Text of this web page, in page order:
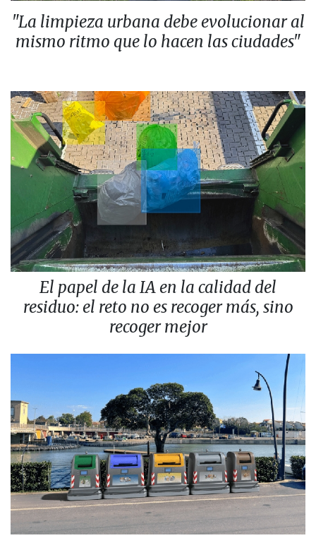
"La limpieza urbana debe evolucionar al
mismo ritmo que lo hacen las ciudades"
El papel de la IA en la calidad del
residuo: el reto no es recoger más, sino
recoger mejor